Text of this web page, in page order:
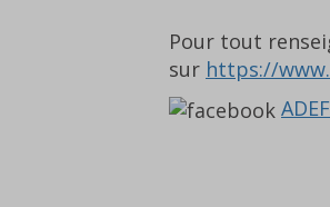
Pour tout
sur https://